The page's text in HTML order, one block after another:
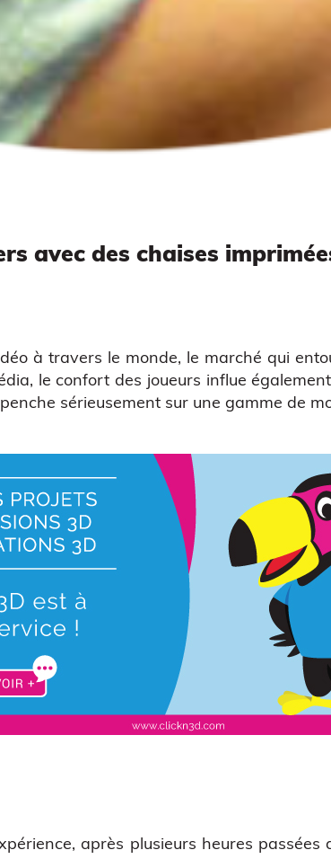
avec des chaises
à travers le monde, le marché qui
le confort des joueurs influe
sérieusement sur une gamme de
après plusieurs heures